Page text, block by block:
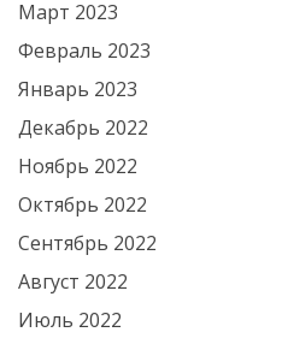
Март 2023
Февраль 2023
Январь 2023
Декабрь 2022
Ноябрь 2022
Октябрь 2022
Сентябрь 2022
Август 2022
Июль 2022